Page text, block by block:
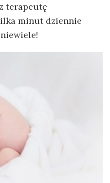
terapeutę
minut dziennie